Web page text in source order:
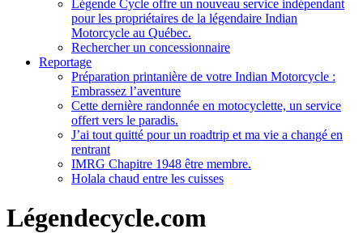
Légende Cycle offre un nouveau service indépendant
pour les propriétaires de la légendaire Indian
Motorcycle au Québec.
Rechercher un concessionnaire
Reportage
Préparation printanière de votre Indian Motorcycle :
Embrassez l’aventure
Cette dernière randonnée en motocyclette, un service
offert vers le paradis.
J’ai tout quitté pour un roadtrip et ma vie a changé en
rentrant
IMRG Chapitre 1948 être membre.
Holala chaud entre les cuisses
Légendecycle.com